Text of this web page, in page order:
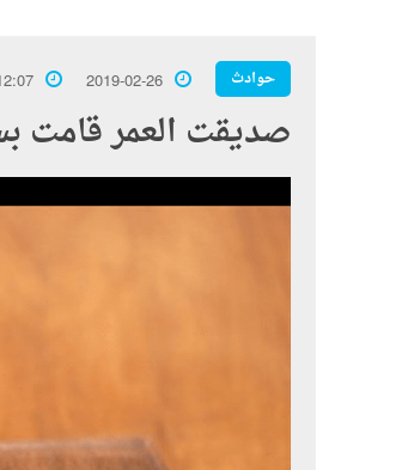
حوادث 2019-02-26
صديقت العمر قامت